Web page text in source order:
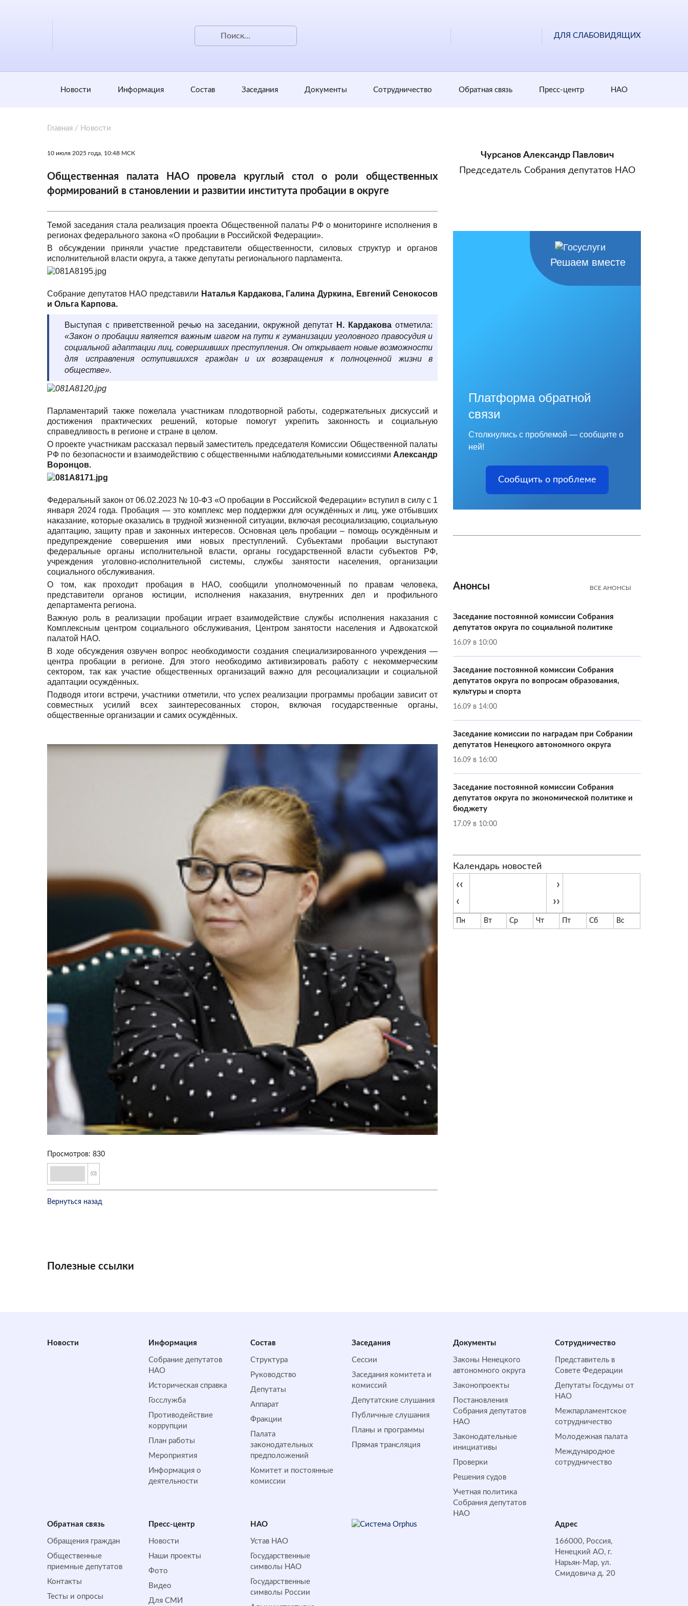
ДЛЯ СЛАБОВИДЯЩИХ
Новости Информация Состав Заседания Документы Сотрудничество Обратная cвязь Пресс-центр НАО
Главная / Новости
10 июля 2025 года, 10:48 МСК
Общественная палата НАО провела круглый стол о роли общественных
формирований в становлении и развитии института пробации в округе
Темой заседания стала реализация проекта Общественной палаты РФ о мониторинге исполнения в
регионах федерального закона «О пробации в Российской Федерации».
В обсуждении приняли участие представители общественности, силовых структур и органов
исполнительной власти округа, а также депутаты регионального парламента.
Собрание депутатов НАО представили Наталья Кардакова, Галина Дуркина, Евгений Сенокосов
и Ольга Карпова.
Выступая с приветственной речью на заседании, окружной депутат Н. Кардакова отметила:
«Закон о пробации является важным шагом на пути к гуманизации уголовного правосудия и
социальной адаптации лиц, совершивших преступления. Он открывает новые возможности
для исправления оступившихся граждан и их возвращения к полноценной жизни в
обществе».
Парламентарий также пожелала участникам плодотворной работы, содержательных дискуссий и
достижения практических решений, которые помогут укрепить законность и социальную
справедливость в регионе и стране в целом.
О проекте участникам рассказал первый заместитель председателя Комиссии Общественной палаты
РФ по безопасности и взаимодействию с общественными наблюдательными комиссиями Александр
Воронцов.
Федеральный закон от 06.02.2023 № 10-ФЗ «О пробации в Российской Федерации» вступил в силу с 1
января 2024 года. Пробация — это комплекс мер поддержки для осуждённых и лиц, уже отбывших
наказание, которые оказались в трудной жизненной ситуации, включая ресоциализацию, социальную
адаптацию, защиту прав и законных интересов. Основная цель пробации – помощь осуждённым и
предупреждение совершения ими новых преступлений. Субъектами пробации выступают
федеральные органы исполнительной власти, органы государственной власти субъектов РФ,
учреждения уголовно-исполнительной системы, службы занятости населения, организации
социального обслуживания.
О том, как проходит пробация в НАО, сообщили уполномоченный по правам человека,
представители органов юстиции, исполнения наказания, внутренних дел и профильного
департамента региона.
Важную роль в реализации пробации играет взаимодействие службы исполнения наказания с
Комплексным центром социального обслуживания, Центром занятости населения и Адвокатской
палатой НАО.
В ходе обсуждения озвучен вопрос необходимости создания специализированного учреждения —
центра пробации в регионе. Для этого необходимо активизировать работу с некоммерческим
сектором, так как участие общественных организаций важно для ресоциализации и социальной
адаптации осуждённых.
Подводя итоги встречи, участники отметили, что успех реализации программы пробации зависит от
совместных усилий всех заинтересованных сторон, включая государственные органы,
общественные организации и самих осуждённых.
Просмотров: 830
(0)
Вернуться назад
Чурсанов Александр Павлович
Председатель Собрания депутатов НАО
Решаем вместе
Платформа обратной
связи
Столкнулись с проблемой — сообщите о
ней!
Сообщить о проблеме
Анонсы ВСЕ АНОНСЫ
Заседание постоянной комиссии Собрания
депутатов округа по социальной политике
16.09 в 10:00
Заседание постоянной комиссии Собрания
депутатов округа по вопросам образования,
культуры и спорта
16.09 в 14:00
Заседание комиссии по наградам при Собрании
депутатов Ненецкого автономного округа
16.09 в 16:00
Заседание постоянной комиссии Собрания
депутатов округа по экономической политике и
бюджету
17.09 в 10:00
Календарь новостей
‹‹
‹
›
››
Пн Вт Ср Чт Пт Сб Вс
Полезные ссылки
Новости Информация
Собрание депутатов
НАО
Историческая справка
Госслужба
Противодействие
коррупции
План работы
Мероприятия
Информация о
деятельности
Состав
Структура
Руководство
Депутаты
Аппарат
Фракции
Палата
законодательных
предположений
Комитет и постоянные
комиссии
Заседания
Сессии
Заседания комитета и
комиссий
Депутатские слушания
Публичные слушания
Планы и программы
Прямая трансляция
Документы
Законы Ненецкого
автономного округа
Законопроекты
Постановления
Собрания депутатов
НАО
Законодательные
инициативы
Проверки
Решения судов
Учетная политика
Собрания депутатов
НАО
Сотрудничество
Представитель в
Совете Федерации
Депутаты Госдумы от
НАО
Межпарламентское
сотрудничество
Молодежная палата
Международное
сотрудничество
Обратная cвязь
Обращения граждан
Общественные
приемные депутатов
Контакты
Тесты и опросы
Пресс-центр
Новости
Наши проекты
Фото
Видео
Для СМИ
НАО
Устав НАО
Государственные
символы НАО
Государственные
символы России
Адрес
166000, Россия,
Ненецкий АО, г.
Нарьян-Мар, ул.
Смидовича д. 20